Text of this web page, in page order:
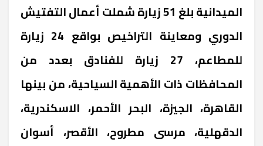
الميدانية بلغ 51 زيارة شملت أعمال التفتيش
الدوري ومعاينة التراخيص بواقع 24 زيارة
للمطاعم، 27 زيارة للفنادق بعدد من
المحافظات ذات الأهمية السياحية، من بينها
القاهرة، الجيزة، البحر الأحمر، الاسكندرية،
الدقهلية، مرسى مطروح، الأقصر، أسوان